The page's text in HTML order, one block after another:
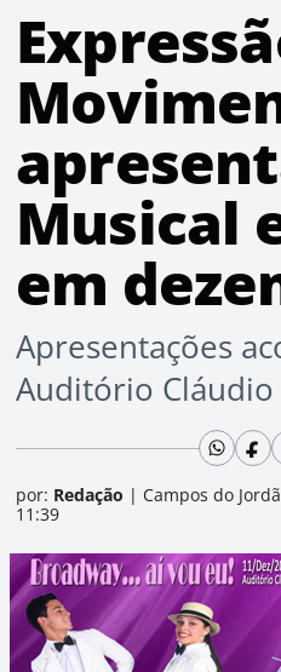
Musical
em
Apresentações
Auditório
por: Redação | Campos do
11:39